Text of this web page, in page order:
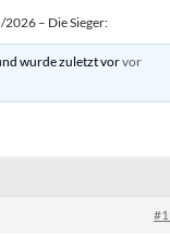
– Die Sieger:
wurde zuletzt vorvor